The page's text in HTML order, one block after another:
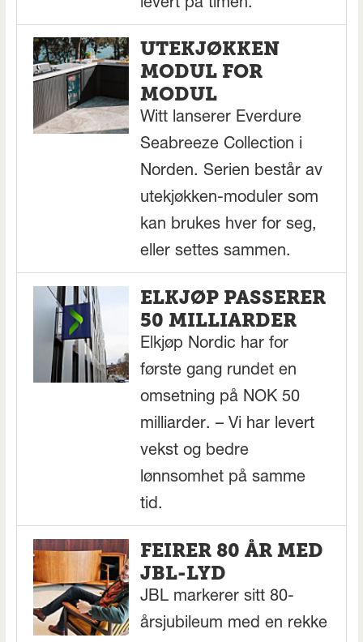
levert på timen.
UTEKJØKKEN
MODUL FOR
MODUL
Witt lanserer Everdure
Seabreeze Collection i
Norden. Serien består av
utekjøkken-moduler som
kan brukes hver for seg,
eller settes sammen.
ELKJØP PASSERER
50 MILLIARDER
Elkjøp Nordic har for
første gang rundet en
omsetning på NOK 50
milliarder. – Vi har levert
vekst og bedre
lønnsomhet på samme
tid.
FEIRER 80 ÅR MED
JBL-LYD
JBL markerer sitt 80-
årsjubileum med en rekke